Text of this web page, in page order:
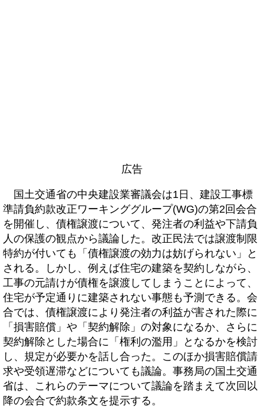
広告
国土交通省の中央建設業審議会は1日、建設工事標
準請負約款改正ワーキンググループ(WG)の第2回会合
を開催し、債権譲渡について、発注者の利益や下請負
人の保護の観点から議論した。改正民法では譲渡制限
特約が付いても「債権譲渡の効力は妨げられない」と
される。しかし、例えば住宅の建築を契約しながら、
工事の元請けが債権を譲渡してしまうことによって、
住宅が予定通りに建築されない事態も予測できる。会
合では、債権譲渡により発注者の利益が害された際に
「損害賠償」や「契約解除」の対象になるか、さらに
契約解除とした場合に「権利の濫用」となるかを検討
し、規定が必要かを話し合った。このほか損害賠償請
求や受領遅滞などについても議論。事務局の国土交通
省は、これらのテーマについて議論を踏まえて次回以
降の会合で約款条文を提示する。